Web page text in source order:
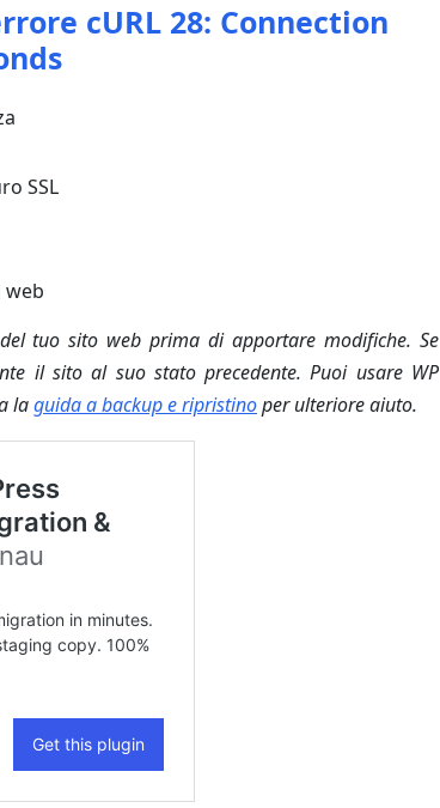
cURL 28: Connection
SSL
tuo sito web prima di apportare modifiche. Se
il sito al suo stato precedente. Puoi usare WP
laguida a backup e ripristinoper ulteriore aiuto.